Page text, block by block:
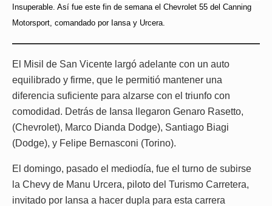
Insuperable. Así fue este fin de semana el Chevrolet 55 del Canning
Motorsport, comandado por Iansa y Urcera.
El Misil de San Vicente largó adelante con un auto
equilibrado y firme, que le permitió mantener una
diferencia suficiente para alzarse con el triunfo con
comodidad. Detrás de Iansa llegaron Genaro Rasetto,
(Chevrolet), Marco Dianda Dodge), Santiago Biagi
(Dodge), y Felipe Bernasconi (Torino).
El domingo, pasado el mediodía, fue el turno de subirse
la Chevy de Manu Urcera, piloto del Turismo Carretera,
invitado por Iansa a hacer dupla para esta carrera